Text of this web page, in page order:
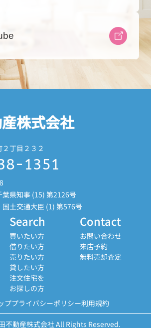
株式会社
丁目２３２
1351
県知事 (15) 第2126号
土交通大臣 (1) 第576号
Search
買いたい方
借りたい方
売りたい方
貸したい方
注文住宅を
お探しの方
Contact
お問い合わせ
来店予約
無料売却査定
ププライバシーポリシー利用規約
不動産株式会社 All Rights Reserved.